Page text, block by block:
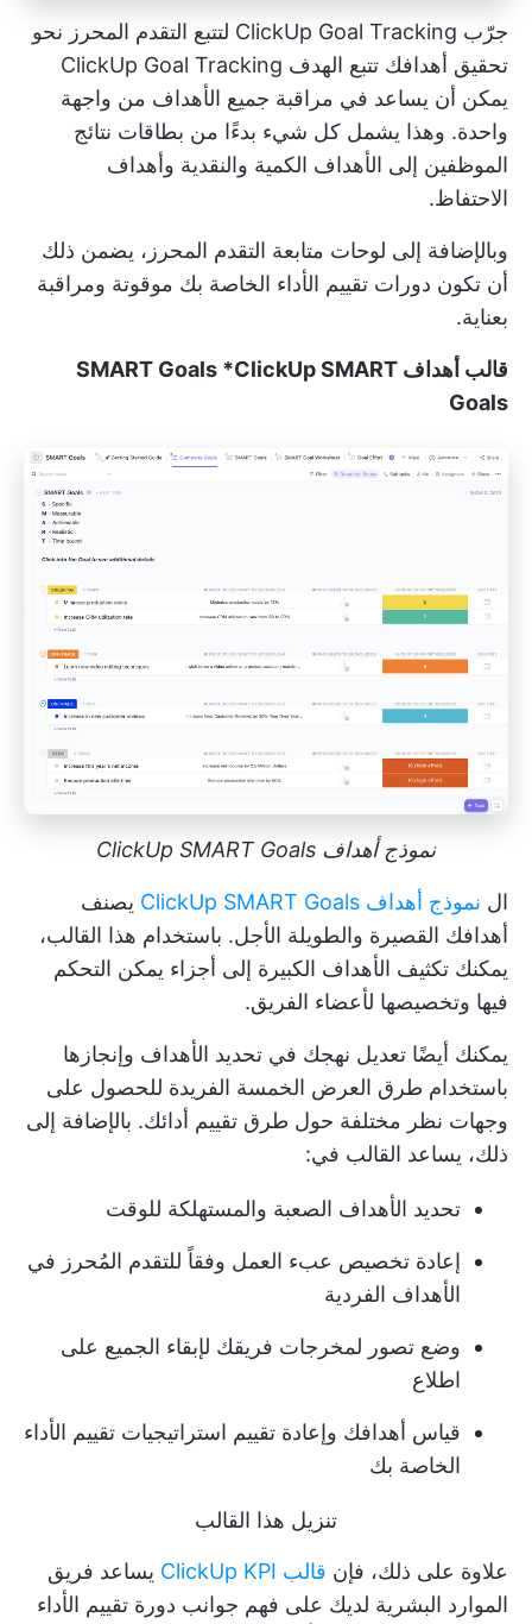
جرّب ClickUp Goal Tracking لتتبع التقدم المحرز نحو
تحقيق أهدافك تتبع الهدف ClickUp Goal Tracking
يمكن أن يساعد في مراقبة جميع الأهداف من واجهة
واحدة. وهذا يشمل كل شيء بدءًا من بطاقات نتائج
الموظفين إلى الأهداف الكمية والنقدية وأهداف
الاحتفاظ.
وبالإضافة إلى لوحات متابعة التقدم المحرز، يضمن ذلك
أن تكون دورات تقييم الأداء الخاصة بك موقوتة ومراقبة
بعناية.
قالب أهداف SMART Goals *ClickUp SMART
Goals
نموذج أهداف ClickUp SMART Goals
ال نموذج أهداف ClickUp SMART Goals
يصنف
أهدافك القصيرة والطويلة الأجل. باستخدام هذا القالب،
يمكنك تكثيف الأهداف الكبيرة إلى أجزاء يمكن التحكم
فيها وتخصيصها لأعضاء الفريق.
يمكنك أيضًا تعديل نهجك في تحديد الأهداف وإنجازها
باستخدام طرق العرض الخمسة الفريدة للحصول على
وجهات نظر مختلفة حول طرق تقييم أدائك. بالإضافة إلى
ذلك، يساعد القالب في:
تحديد الأهداف الصعبة والمستهلكة للوقت
إعادة تخصيص عبء العمل وفقاً للتقدم المُحرز في
الأهداف الفردية
وضع تصور لمخرجات فريقك لإبقاء الجميع على
اطلاع
قياس أهدافك وإعادة تقييم استراتيجيات تقييم الأداء
الخاصة بك
تنزيل هذا القالب
علاوة على ذلك، فإن قالب ClickUp KPI
يساعد فريق
الموارد البشرية لديك على فهم جوانب دورة تقييم الأداء